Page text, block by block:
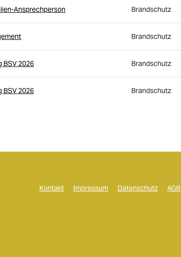
Ansprechperson Brandschutz
Brandschutz
BSV 2026 Brandschutz
BSV 2026 Brandschutz
Kontakt Impressum Datenschutz AGB